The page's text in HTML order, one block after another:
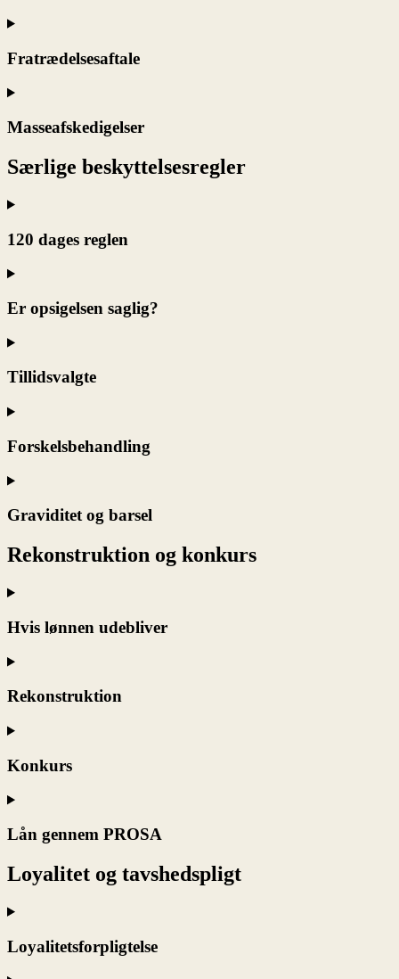
Fratrædelsesaftale
Masseafskedigelser
Særlige beskyttelsesregler
120 dages reglen
Er opsigelsen saglig?
Tillidsvalgte
Forskelsbehandling
Graviditet og barsel
Rekonstruktion og konkurs
Hvis lønnen udebliver
Rekonstruktion
Konkurs
Lån gennem PROSA
Loyalitet og tavshedspligt
Loyalitetsforpligtelse